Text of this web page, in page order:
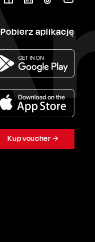
Pobierz aplikację
Kup voucher